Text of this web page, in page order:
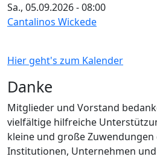
Sa., 05.09.2026 - 08:00
Cantalinos Wickede
Hier geht's zum Kalender
Danke
Mitglieder und Vorstand
vielfältige hilfreiche
kleine und große
Institutionen, Unternehmen und